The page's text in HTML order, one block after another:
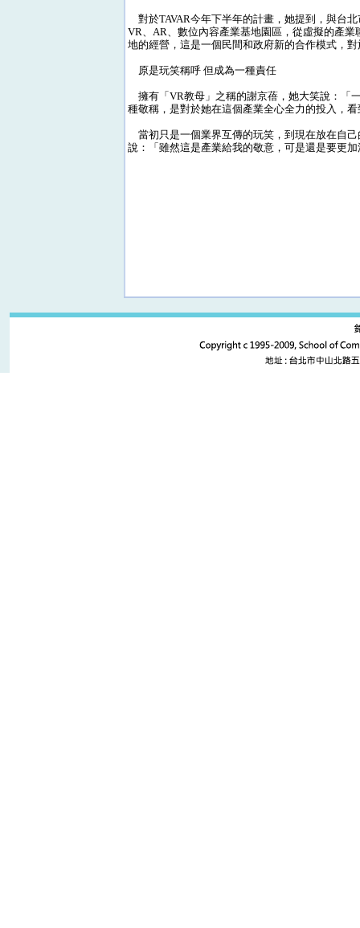
對於TAVAR今年下半年的計畫，她提到，與台
VR、AR、數位內容產業基地園區，從虛擬的產
地的經營，這是一個民間和政府新的合作模式，
原是玩笑稱呼 但成為一種責任
擁有「VR教母」之稱的謝京蓓，她大笑說：「
種敬稱，是對於她在這個產業全心全力的投入，
當初只是一個業界互傳的玩笑，到現在放在自
說：「雖然這是產業給我的敬意，可是還是要更